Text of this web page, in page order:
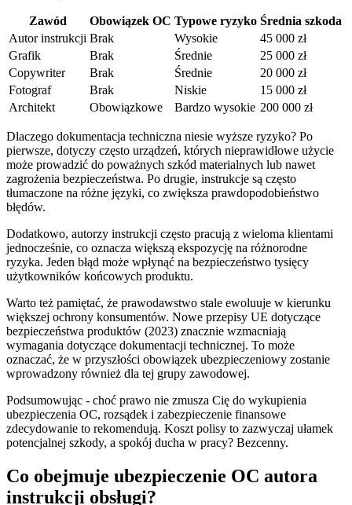
Zawód Obowiązek OC Typowe ryzyko Średnia szkoda
Autor instrukcji Brak Wysokie
45 000 zł
Grafik
Brak Średnie
25 000 zł
Copywriter
Brak Średnie
20 000 zł
Fotograf
Brak Niskie
15 000 zł
Architekt
Obowiązkowe Bardzo wysokie 200 000 zł
Dlaczego dokumentacja techniczna niesie wyższe ryzyko? Po
pierwsze, dotyczy często urządzeń, których nieprawidłowe użycie
może prowadzić do poważnych szkód materialnych lub nawet
zagrożenia bezpieczeństwa. Po drugie, instrukcje są często
tłumaczone na różne języki, co zwiększa prawdopodobieństwo
błędów.
Dodatkowo, autorzy instrukcji często pracują z wieloma klientami
jednocześnie, co oznacza większą ekspozycję na różnorodne
ryzyka. Jeden błąd może wpłynąć na bezpieczeństwo tysięcy
użytkowników końcowych produktu.
Warto też pamiętać, że prawodawstwo stale ewoluuje w kierunku
większej ochrony konsumentów. Nowe przepisy UE dotyczące
bezpieczeństwa produktów (2023) znacznie wzmacniają
wymagania dotyczące dokumentacji technicznej. To może
oznaczać, że w przyszłości obowiązek ubezpieczeniowy zostanie
wprowadzony również dla tej grupy zawodowej.
Podsumowując - choć prawo nie zmusza Cię do wykupienia
ubezpieczenia OC, rozsądek i zabezpieczenie finansowe
zdecydowanie to rekomendują. Koszt polisy to zazwyczaj ułamek
potencjalnej szkody, a spokój ducha w pracy? Bezcenny.
Co obejmuje ubezpieczenie OC autora
instrukcji obsługi?